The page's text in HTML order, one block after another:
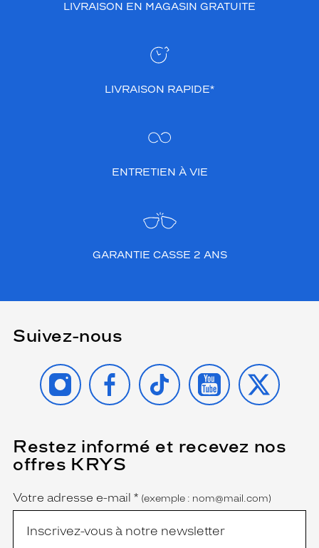
LIVRAISON EN MAGASIN GRATUITE
LIVRAISON RAPIDE*
ENTRETIEN À VIE
GARANTIE CASSE 2 ANS
Suivez-nous
INSTAGRAMFACEBOOK
TIKTOK YOUTUBE
X
Restez informé et recevez nos
offres KRYS
Name
Votre adresse e-mail *
(Ce
champ
est
obligatoire)
(exemple : nom@mail.com)